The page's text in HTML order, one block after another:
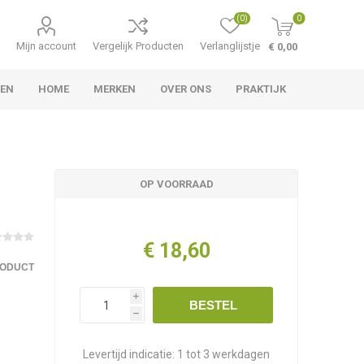
Mijn account Vergelijk Producten Verlanglijstje
(0) 0
€ 0,00
HOME MERKEN OVER ONS PRAKTIJK
OP VOORRAAD
€ 18,60
i
h
BESTEL
Levertijd indicatie: 1 tot 3 werkdagen